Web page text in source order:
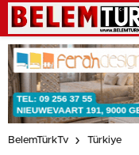
gerçekleştirildi
BelemTürkTv Türkiye